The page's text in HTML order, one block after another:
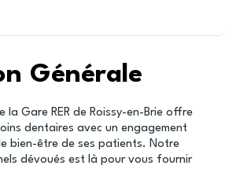
Générale
la Gare RER de Roissy-en-Brie offre
dentaires avec un engagement
bien-être de ses patients. Notre
dévoués est là pour vous fournir